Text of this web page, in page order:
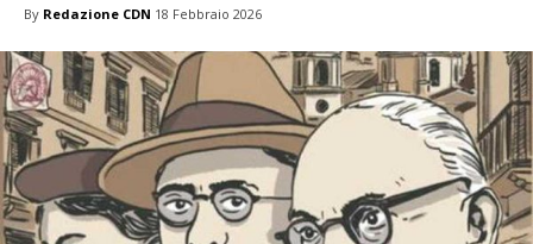
By Redazione CDN 18 Febbraio 2026